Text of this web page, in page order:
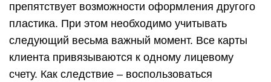
препятствует возможности оформления другого
пластика. При этом необходимо учитывать
следующий весьма важный момент. Все карты
клиента привязываются к одному лицевому
счету. Как следствие – воспользоваться